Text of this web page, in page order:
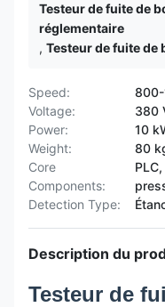
Testeur de fuite de
réglementaire
, Testeur de fuite de
Speed:
Voltage:
380
Power:
10
Weight:
80
Core
Components:
Detection Type:
Description du
Testeur de